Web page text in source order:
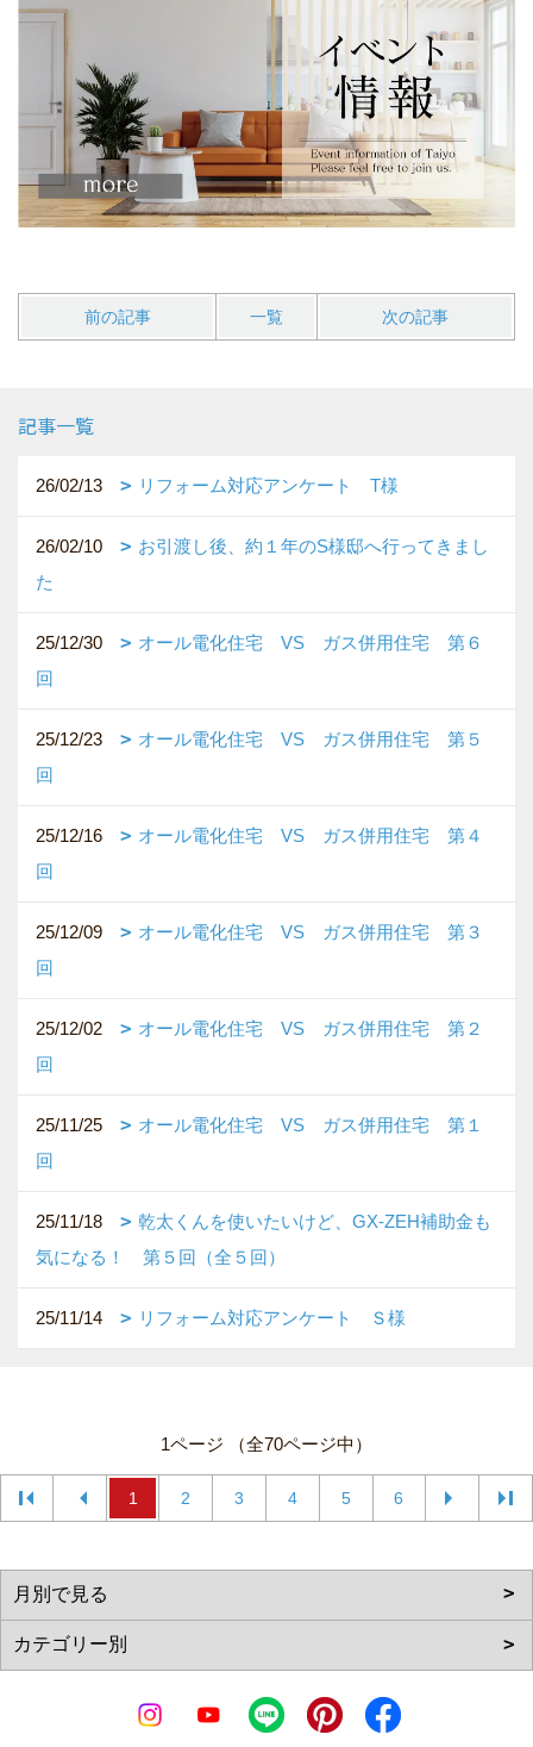
前の記事 一覧 次の記事
記事一覧
26/02/13 リフォーム対応アンケート T様
26/02/10
お引渡し後、約１年のS様邸へ行ってきまし
た
25/12/30
オール電化住宅 VS ガス併用住宅 第６
回
25/12/23
オール電化住宅 VS ガス併用住宅 第５
回
25/12/16
オール電化住宅 VS ガス併用住宅 第４
回
25/12/09
オール電化住宅 VS ガス併用住宅 第３
回
25/12/02
オール電化住宅 VS ガス併用住宅 第２
回
25/11/25
オール電化住宅 VS ガス併用住宅 第１
回
25/11/18
乾太くんを使いたいけど、GX-ZEH補助金も
気になる！ 第５回（全５回）
25/11/14 リフォーム対応アンケート Ｓ様
1ページ （全70ページ中）
1 2 3 4 5 6